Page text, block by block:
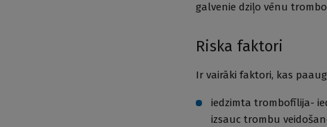
galvenie dziļo vēnu
Riska faktori
Ir vairāki faktori, kas
iedzimta trombofīlija-
izsauc trombu